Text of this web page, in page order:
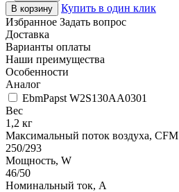
В корзину
Купить в один клик
Избранное Задать вопрос
Доставка
Варианты оплаты
Наши преимущества
Особенности
Аналог
EbmPapst W2S130AA0301
Вес
1,2 кг
Максимальный поток воздуха, CFM
250/293
Мощность, W
46/50
Номинальный ток, А